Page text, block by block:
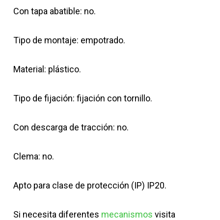
Con tapa abatible: no.
Tipo de montaje: empotrado.
Material: plástico.
Tipo de fijación: fijación con tornillo.
Con descarga de tracción: no.
Clema: no.
Apto para clase de protección (IP) IP20.
Si necesita diferentes mecanismos visita